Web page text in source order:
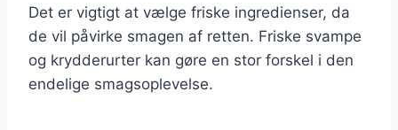
Det er vigtigt at vælge friske ingredienser, da
de vil påvirke smagen af retten. Friske svampe
og krydderurter kan gøre en stor forskel i den
endelige smagsoplevelse.